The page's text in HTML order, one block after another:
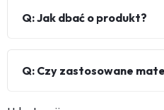
Q: Jak dbać o produkt?
Q: Czy zastosowane